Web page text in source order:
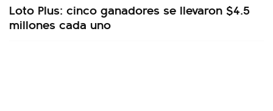
Loto Plus: cinco ganadores se llevaron $4.5
millones cada uno